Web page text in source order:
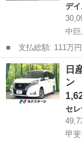
デ
中
■ 支払総額: 111万円 ■ 車両本体価格： 1,016,000 円 ■ メーカー
名： 日産 ■ 車種
ー Ｘ 障害物セン
ヘッドライ...
山梨 中巨摩郡
日
ン
セ
甲